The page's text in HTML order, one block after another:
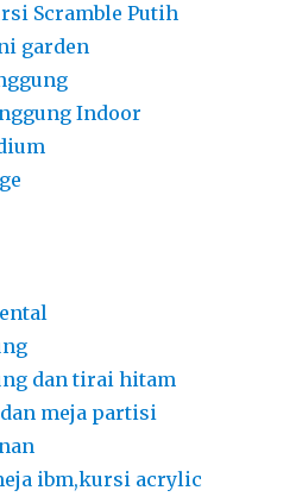
Scramble Putih
garden
Indoor
dan tirai hitam
meja partisi
ibm,kursi acrylic